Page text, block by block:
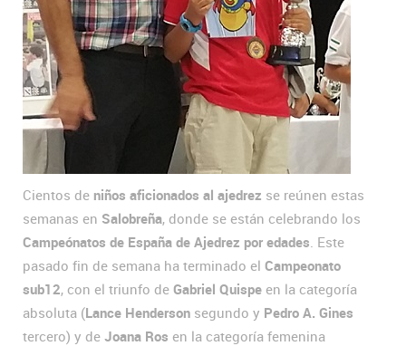
Cientos de niños aficionados al ajedrez se reúnen estas
semanas en Salobreña, donde se están celebrando los
Campeónatos de España de Ajedrez por edades . Este
pasado fin de semana ha terminado el Campeonato
sub12, con el triunfo de Gabriel Quispe en la categoría
absoluta (Lance Henderson segundo y Pedro A. Gines
tercero) y de Joana Ros en la categoría femenina